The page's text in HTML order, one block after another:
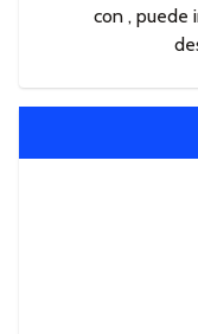
con , puede